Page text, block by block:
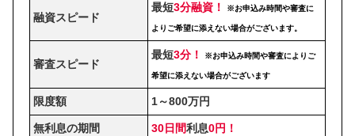
融資スピード
最短3分融資！ ※お申込み時間や審査に
よりご希望に添えない場合がございます。
審査スピード
最短3分！ ※お申込み時間や審査によりご
希望に添えない場合がございます
限度額 1～800万円
無利息の期間 30日間利息0円！